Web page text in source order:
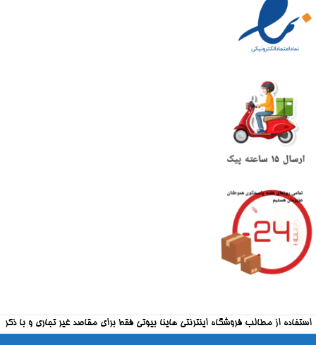
استفاده از مطالب فروشگاه اینترنتی هاینا بیوتی فقط برای مقاصد غیر تجاری و با ذکر